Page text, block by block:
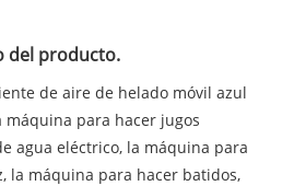
del producto.
de aire de helado móvil azul
máquina para hacer jugos
agua eléctrico, la máquina para
la máquina para hacer batidos,